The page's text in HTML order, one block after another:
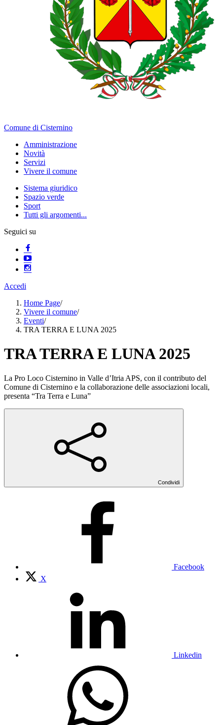
Comune di Cisternino
Amministrazione
Novità
Servizi
Vivere il comune
Sistema giuridico
Spazio verde
Sport
Tutti gli argomenti...
Seguici su
Accedi
Home Page/
Vivere il comune/
Eventi/
TRA TERRA E LUNA 2025
TRA TERRA E LUNA 2025
La Pro Loco Cisternino in Valle d’Itria APS, con il contributo del
Comune di Cisternino e la collaborazione delle associazioni locali,
presenta “Tra Terra e Luna”
Condividi
Facebook
X
Linkedin